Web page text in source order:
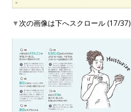
▼次の画像は下へスクロール (17/37)